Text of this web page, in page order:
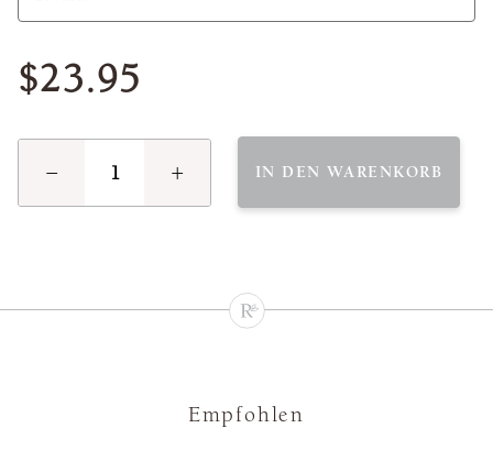
$23.95
− + IN DEN WARENKORB
Empfohlen